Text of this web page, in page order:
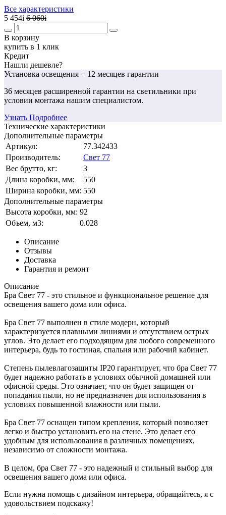
Все характеристики
5 454i 6 060i
В корзину
купить в 1 клик
Кредит
Нашли дешевле?
Установка освещения + 12 месяцев гарантии
36 месяцев расширенной гарантии на светильники при
условии монтажа нашим специалистом.
Узнать Подробнее
Технические характеристики
Дополнительные параметры
Артикул:
77.342433
Производитель:
Свет 77
Вес брутто, кг:
3
Длина коробки, мм:
550
Ширина коробки, мм: 550
Дополнительные параметры
Высота коробки, мм: 92
Объем, м3:
0.028
Описание
Отзывы
Доставка
Гарантия и ремонт
Описание
Бра Свет 77 - это стильное и функциональное решение для
освещения вашего дома или офиса.
Бра Свет 77 выполнен в стиле модерн, который
характеризуется плавными линиями и отсутствием острых
углов. Это делает его подходящим для любого современного
интерьера, будь то гостиная, спальня или рабочий кабинет.
Степень пылевлагозащиты IP20 гарантирует, что бра Свет 77
будет надежно работать в условиях обычной домашней или
офисной среды. Это означает, что он будет защищен от
попадания пыли, но не предназначен для использования в
условиях повышенной влажности или пыли.
Бра Свет 77 оснащен типом крепления, который позволяет
легко и быстро установить его на стене. Это делает его
удобным для использования в различных помещениях,
независимо от сложности монтажа.
В целом, бра Свет 77 - это надежный и стильный выбор для
освещения вашего дома или офиса.
Если нужна помощь с дизайном интерьера, обращайтесь, я с
удовольствием подскажу!